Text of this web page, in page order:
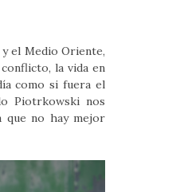
el Medio Oriente,
la vida en
como si fuera el
Piotrkowski nos
que no hay mejor